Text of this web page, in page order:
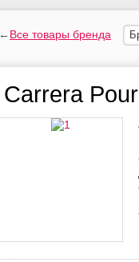
←Все товары бренда
Carrera